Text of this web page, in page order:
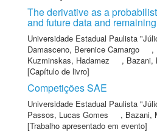
The derivative as a
and future data and
Universidade Estadual Paulista
Damasceno, Berenice Camargo
,
Kuzminskas, Hadamez
, Bazani,
[Capítulo de livro]
Competições SAE
Universidade Estadual Paulista
Passos, Lucas Gomes
, Bazani,
[Trabalho apresentado em evento]